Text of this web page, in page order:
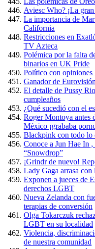
Aviesc Who? ¡La
La importancia de
California
Restricciones en
TV Azteca
Polémica por la falta
binarios en UK Pride
Político con opiniones
Ganador de
El detalle de Pussy
cumpleaños
¿Qué sucedió con el
Roger Montoya antes
México ¡grababa
Blackpink con todo lo
Conoce a Jun Hae In ,
“Snowdrop”
¡Grindr de nuevo!
Lady Gaga arrasa
Exponen a jueces de
derechos LGBT
Nueva Zelanda con
terapias de conversión
Olga Tokarczuk
LGBT en su localidad
Violencia,
de nuestra comunidad